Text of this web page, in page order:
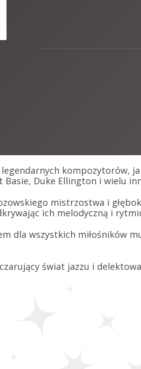
kompozytorów,
Basie, Duke Ellington i wielu
mistrzostwa i
ich melodyczną i
dla wszystkich miłośników
świat jazzu i